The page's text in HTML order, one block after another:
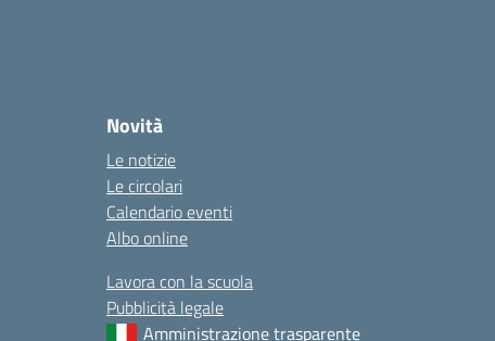
Novità
Le notizie
Le circolari
Calendario eventi
Albo online
Lavora con la scuola
Pubblicità legale
Amministrazione trasparente